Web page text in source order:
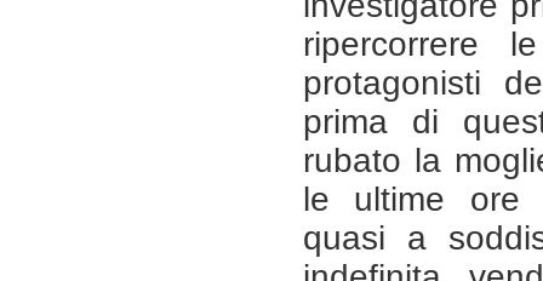
ripercorrere
protagonisti
prima di
rubato la
le ultime ore
quasi a